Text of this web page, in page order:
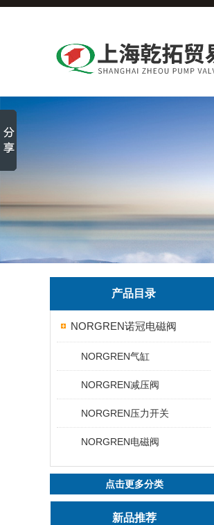
产品目录
NORGREN诺冠电磁阀
NORGREN气缸
NORGREN减压阀
NORGREN压力开关
NORGREN电磁阀
点击更多分类
新品推荐